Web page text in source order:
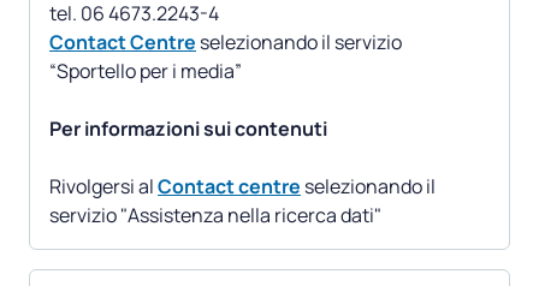
Contact Centre selezionando il servizio
“Sportello per i media”
Per informazioni sui contenuti
Rivolgersi alContact centre selezionando il
servizio "Assistenza nella ricerca dati"